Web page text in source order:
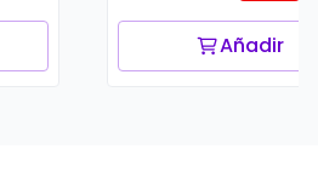
Añadir